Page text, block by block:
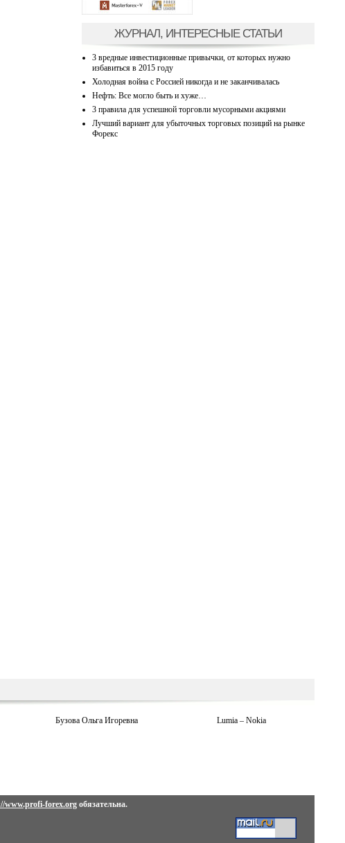
ЖУРНАЛ, ИНТЕРЕСНЫЕ СТАТЬИ
3 вредные инвестиционные привычки, от которых нужно
избавиться в 2015 году
Холодная война с Россией никогда и не заканчивалась
Нефть: Все могло быть и хуже…
3 правила для успешной торговли мусорными акциями
Лучший вариант для убыточных торговых позиций на рынке
Форекс
Бузова Ольга Игоревна Lumia – Nokia
www.profi-forex.orgобязательна.